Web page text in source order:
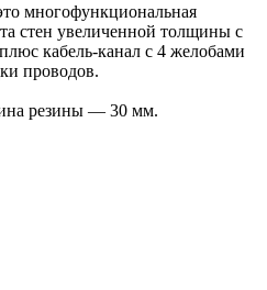
многофункциональная
стен увеличенной толщины с
кабель-канал с 4 желобами
проводов.
резины — 30 мм.